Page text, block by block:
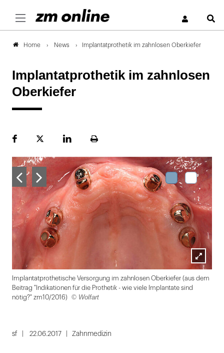
Home News Implantatprothetik im zahnlosen Oberkiefer
Implantatprothetik im zahnlosen
Oberkiefer
FacebookPlattformLinekdInSeite
Lightbox
öffnen
Implantatprothetische Versorgung im zahnlosen Oberkiefer (aus dem
Beitrag "Indikationen für die Prothetik - wie viele Implantate sind
nötig?" zm10/2016)
© Wolfart
1
sf 22.06.2017 Zahnmedizin